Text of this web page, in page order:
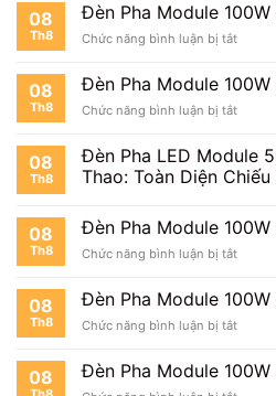
08
Th8
Đèn Pha Module
Chức năng bình luận bị tắtở
Pha
100W
Bãi
Đỗ
Xe
08
Th8
Đèn Pha Module
Chức năng bình luận bị tắtở
Pha
100W
Kho
08
Th8
Đèn Pha LED Module
Thao: Toàn Diện Chiếu
08
Th8
Đèn Pha Module
Chức năng bình luận bị tắtở
Pha
100W
Nhà
08
Th8
Đèn Pha Module 100W
Chức năng bình luận bị tắtở
Pha
08 Đèn Pha Module